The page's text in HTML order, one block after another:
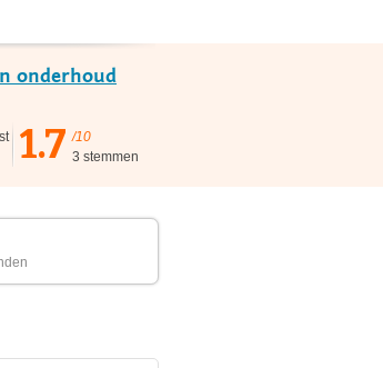
onderhoud
1.7 /10
3 stemmen